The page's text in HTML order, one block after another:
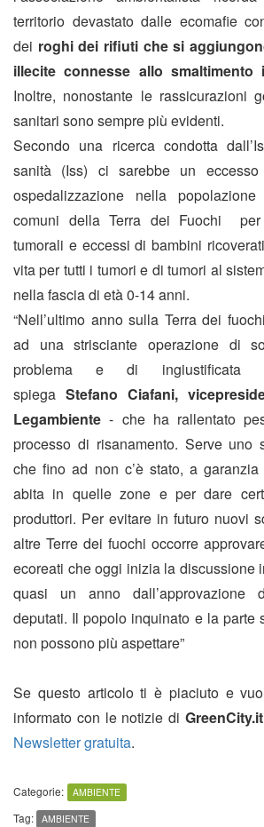
territorio devastato dalle ecomafie
dei roghi dei rifiuti che si
illecite connesse allo
Inoltre, nonostante le rassicurazioni
sanitari sono sempre più evidenti.
Secondo una ricerca condotta
sanità (Iss) ci sarebbe un
ospedalizzazione nella
comuni della Terra dei Fuochi per
tumorali e eccessi di bambini
vita per tutti i tumori e di tumori al
nella fascia di età 0-14 anni.
“Nell’ultimo anno sulla Terra dei
ad una strisciante operazione di
problema e di ingiustificata
spiega Stefano Ciafani,
Legambiente - che ha rallentato
processo di risanamento. Serve uno
che fino ad non c’è stato, a
abita in quelle zone e per dare
produttori. Per evitare in futuro nuovi
altre Terre dei fuochi occorre
ecoreati che oggi inizia la discussione
quasi un anno dall’approvazione
deputati. Il popolo inquinato e la parte
non possono più aspettare”
Se questo articolo ti è piaciuto e
informato con le notizie di GreenCity.it
Newsletter gratuita.
Categorie: AMBIENTE
Tag: AMBIENTE